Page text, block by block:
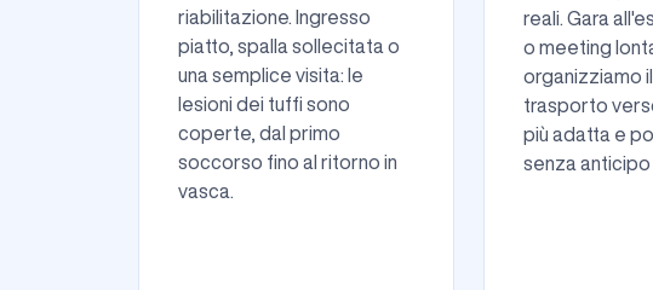
riabilitazione. Ingresso
piatto, spalla sollecitata o
una semplice visita: le
lesioni dei tuffi sono
coperte, dal primo
soccorso fino al ritorno in
vasca.
reali. Gara
o meeting
organizziamo
trasporto
più adatta e
senza anticipo